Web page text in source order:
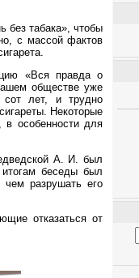
без табака», чтобы
с массой фактов
«Вся правда о
обществе уже
сот лет, и трудно
Некоторые
в особенности для
А. И. был
беседы был
разрушать его
отказаться от